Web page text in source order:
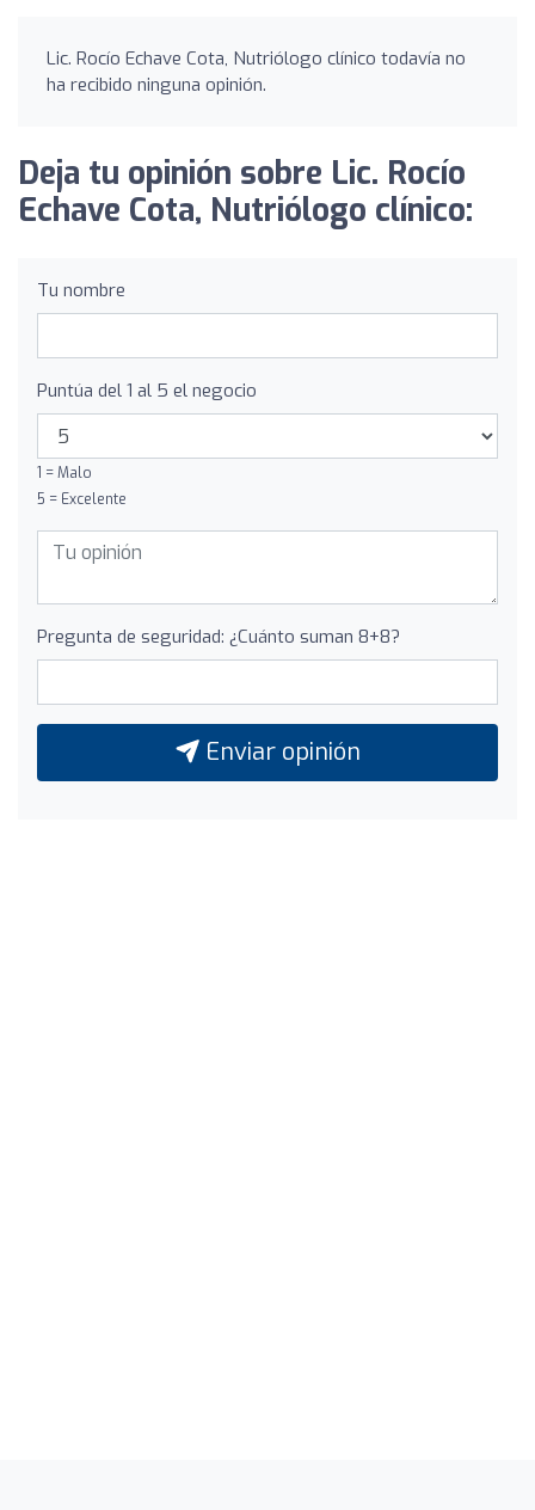
Lic. Rocío Echave Cota, Nutriólogo clínico todavía no
ha recibido ninguna opinión.
Deja tu opinión sobre Lic. Rocío
Echave Cota, Nutriólogo clínico:
Tu nombre
Puntúa del 1 al 5 el negocio
1 = Malo
5 = Excelente
Pregunta de seguridad: ¿Cuánto suman 8+8?
Enviar opinión